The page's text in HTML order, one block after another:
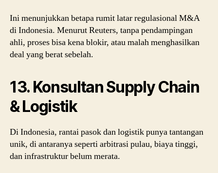
Ini menunjukkan betapa rumit latar regulasional M&A
di Indonesia. MenurutReuters, tanpa pendampingan
ahli, proses bisa kena blokir, atau malah menghasilkan
deal yang berat sebelah.
13. Konsultan Supply Chain
& Logistik
Di Indonesia, rantai pasok dan logistik punya tantangan
unik, di antaranya seperti arbitrasi pulau, biaya tinggi,
dan infrastruktur belum merata.